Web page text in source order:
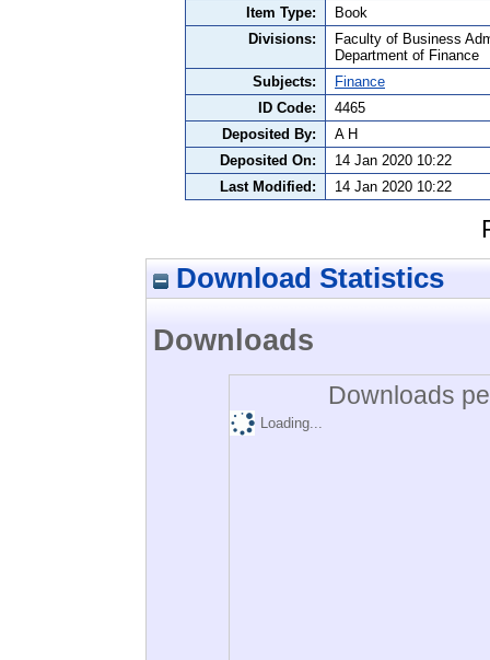
Item Type:
Book
Divisions:
Faculty of Business
Department of Finance
Subjects:
Finance
ID Code:
4465
Deposited By:
A H
Deposited On:
14 Jan 2020 10:22
Last Modified:
14 Jan 2020 10:22
Download Statistics
Downloads
Downloads
Loading...